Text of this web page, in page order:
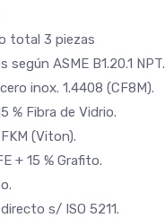
total 3 piezas
según ASME B1.20.1 NPT.
inox. 1.4408 (CF8M).
% Fibra de Vidrio.
(Viton).
+ 15 % Grafito.
s/ ISO 5211.